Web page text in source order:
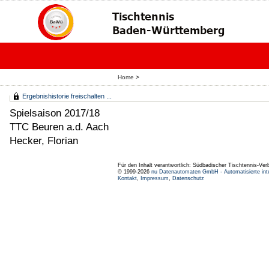
Home >
Ergebnishistorie freischalten ...
Spielsaison 2017/18
TTC Beuren a.d. Aach
Hecker, Florian
Für den Inhalt verantwortlich: Südbadischer Tischtennis-
© 1999-2026 nu Datenautomaten GmbH - Automatisierte
Kontakt, Impressum, Datenschutz